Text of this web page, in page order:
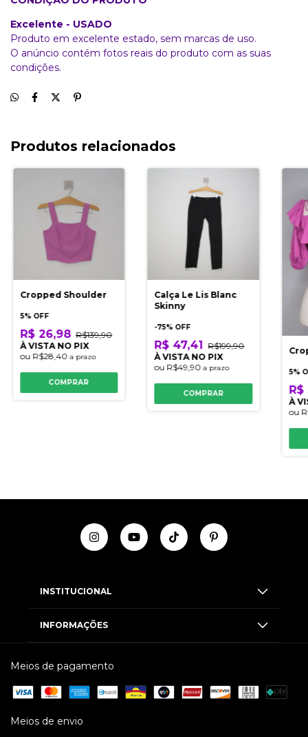
Excelente - USADO
Produto em excelente estado, sem marcas de uso.
O anúncio contém fotos reais do produto com as suas
condições.
Produtos relacionados
Cropped Shoulder
5% OFF
R$ 26,98 R$139,90
À VISTA NO PIX
ou R$28,40 a prazo
COMPRAR
Calça Le Lis Blanc
Skinny
-75% OFF
R$ 47,41 R$199,90
À VISTA NO PIX
ou R$49,90a prazo
COMPRAR
5%
À
ou
INSTITUCIONAL
INFORMAÇÕES
Meios de pagamento
Meios de envio